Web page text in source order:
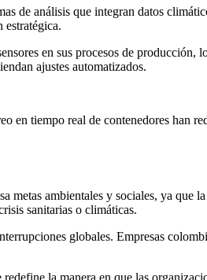
de análisis que integran datos
en sus procesos de
ajustes automatizados.
en tiempo real de contenedores han
metas ambientales y sociales, ya
sanitarias o climáticas.
globales. Empresas
la manera en que las